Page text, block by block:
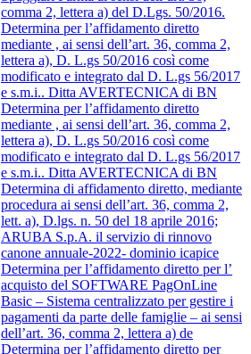
comma 2, lettera a) del D.Lgs. 50/2016.
Determina per l’affidamento diretto
mediante , ai sensi dell’art. 36, comma 2,
lettera a), D. L.gs 50/2016 così come
modificato e integrato dal D. L.gs 56/2017
e s.m.i.. Ditta AVERTECNICA di BN
Determina per l’affidamento diretto
mediante , ai sensi dell’art. 36, comma 2,
lettera a), D. L.gs 50/2016 così come
modificato e integrato dal D. L.gs 56/2017
e s.m.i.. Ditta AVERTECNICA di BN
Determina di affidamento diretto, mediante
procedura ai sensi dell’art. 36, comma 2,
lett. a), D.lgs. n. 50 del 18 aprile 2016;
ARUBA S.p.A. il servizio di rinnovo
canone annuale-2022- dominio icapice
Determina per l’affidamento diretto per l’
acquisto del SOFTWARE PagOnLine
Basic – Sistema centralizzato per gestire i
pagamenti da parte delle famiglie – ai sensi
dell’art. 36, comma 2, lettera a) de
Determina per l’affidamento diretto per